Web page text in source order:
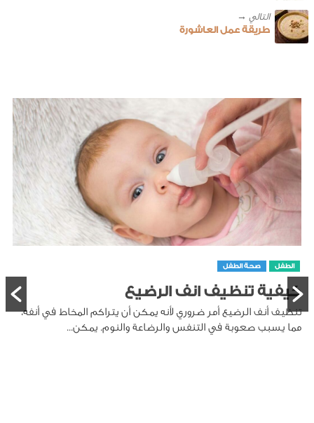
طريقة عمل العاشورة
الطفل صحة الطفل
كيفية تنظيف انف الرضيع
تنظيف أنف الرضيع أمر ضروري لأنه يمكن أن يتراكم المخاط في أنفه،
مما يسبب صعوبة في التنفس والرضاعة والنوم. يمكن...